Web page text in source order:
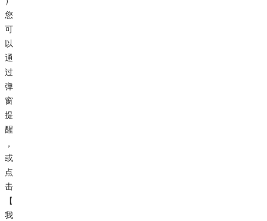
您
可
以
通
过
弹
窗
提
醒
，
或
点
击
【
我